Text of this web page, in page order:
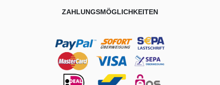
ZAHLUNGSMÖGLICHKEITEN